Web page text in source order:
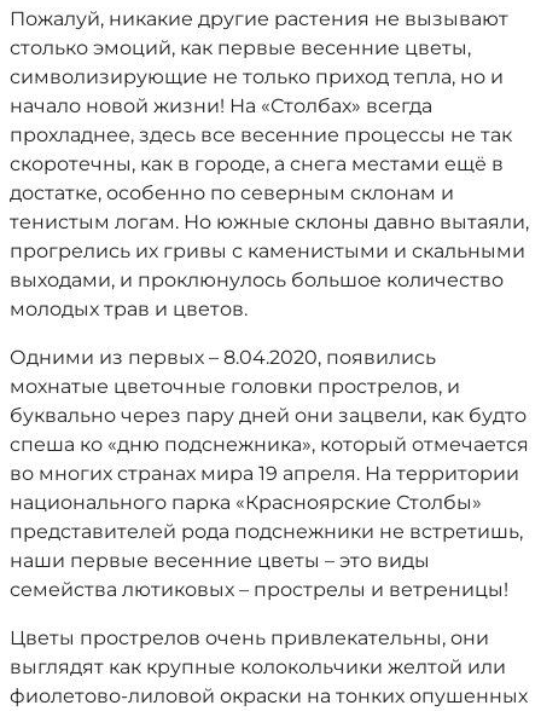
Пожалуй, никакие другие растения не вызывают
столько эмоций, как первые весенние цветы,
символизирующие не только приход тепла, но и
начало новой жизни! На «Столбах» всегда
прохладнее, здесь все весенние процессы не так
скоротечны, как в городе, а снега местами ещё в
достатке, особенно по северным склонам и
тенистым логам. Но южные склоны давно вытаяли,
прогрелись их гривы с каменистыми и скальными
выходами, и проклюнулось большое количество
молодых трав и цветов.
Одними из первых – 8.04.2020, появились
мохнатые цветочные головки прострелов, и
буквально через пару дней они зацвели, как будто
спеша ко «дню подснежника», который отмечается
во многих странах мира 19 апреля. На территории
национального парка «Красноярские Столбы»
представителей рода подснежники не встретишь,
наши первые весенние цветы – это виды
семейства лютиковых – прострелы и ветреницы!
Цветы прострелов очень привлекательны, они
выглядят как крупные колокольчики желтой или
фиолетово-лиловой окраски на тонких опушенных